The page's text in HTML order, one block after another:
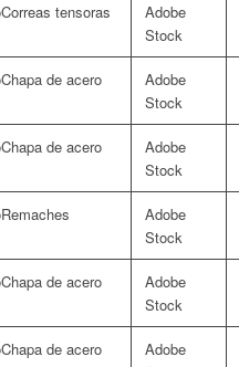
Correas tensoras
Adobe
Stock
Chapa de acero
Adobe
Stock
Chapa de acero
Adobe
Stock
Remaches
Adobe
Stock
Chapa de acero
Adobe
Stock
Chapa de acero
Adobe